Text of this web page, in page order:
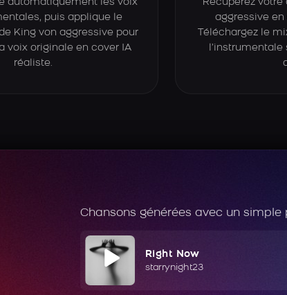
automatiquement les voix
puis applique le
King von aggressive pour
voix originale en cover IA
réaliste.
Récupérez
aggressive
Téléchargez le
Chansons générées avec un simple
Right Now
starrynight23